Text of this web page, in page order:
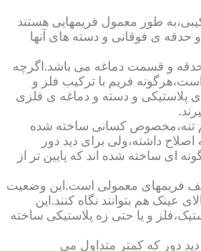
طور معمول فریمهایی هستند
حدقه ی فوقانی و دسته های آنها
و قسمت دماغه می باشد.اگرچه
فریم با ترکیب فلز و
پلاستیکی و دسته و دماغه ی فلزی
تنه،مخصوص کسانی ساخته شده
داشته،ولی برای دید دور
ای ساخته شده اند که پایین تر از
فریمهای معمولی است.این وضعیت
عینک هم بتوانند نگاه کنند.این
و یا حتی زه پلاستیکی ساخته
دور که کمتر متداول می